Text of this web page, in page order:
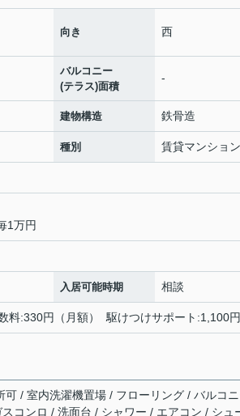
向き 西
バルコニー
(テラス)面積
-
建物構造 鉄骨造
種別 賃貸マンション
1万円
入居可能時期 相談
:330円（月額） 駆けつけサポート:1,100円
/ 室内洗濯機置場 / フローリング / バルコ
コンロ / 洗面台 / シャワー / エアコン / シュ